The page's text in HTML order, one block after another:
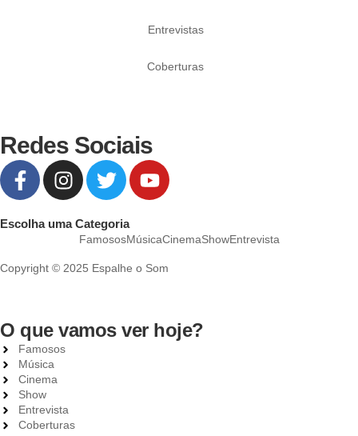
Entrevistas
Coberturas
Redes Sociais
Escolha uma Categoria
FamososMúsicaCinemaShowEntrevista
Copyright © 2025 Espalhe o Som
O que vamos ver hoje?
Famosos
Música
Cinema
Show
Entrevista
Coberturas